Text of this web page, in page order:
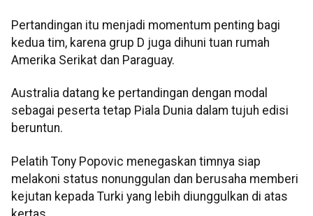
Pertandingan itu menjadi momentum penting bagi
kedua tim, karena grup D juga dihuni tuan rumah
Amerika Serikat dan Paraguay.
Australia datang ke pertandingan dengan modal
sebagai peserta tetap Piala Dunia dalam tujuh edisi
beruntun.
Pelatih Tony Popovic menegaskan timnya siap
melakoni status nonunggulan dan berusaha memberi
kejutan kepada Turki yang lebih diunggulkan di atas